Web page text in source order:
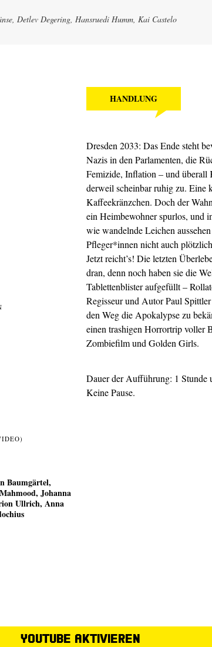
Detlev Degering, Hansruedi Humm, Kai Castelo
Baumgärtel,
Johanna
Ullrich, Anna
HANDLUNG
Dresden 2033: Das Ende steht
Nazis in den Parlamenten, die
Femizide, Inflation – und überall
derweil scheinbar ruhig zu. Eine
Kaffeekränzchen. Doch der
ein Heimbewohner spurlos, und
wie wandelnde Leichen
Pfleger*innen nicht auch
Jetzt reicht’s! Die letzten
dran, denn noch haben sie die
Tablettenblister aufgefüllt –
Regisseur und Autor Paul
den Weg die Apokalypse zu
einen trashigen Horrortrip voller
Zombiefilm und Golden Girls.
Dauer der Aufführung: 1 Stunde
Keine Pause.
YouTube aktivieren